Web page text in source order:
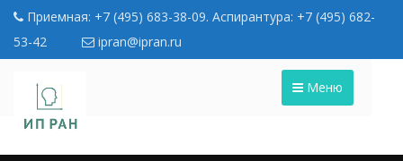
Приемная: +7 (495) 683-38-09. Аспирантура: +7 (495) 682-
53-42
ipran@ipran.ru
Меню